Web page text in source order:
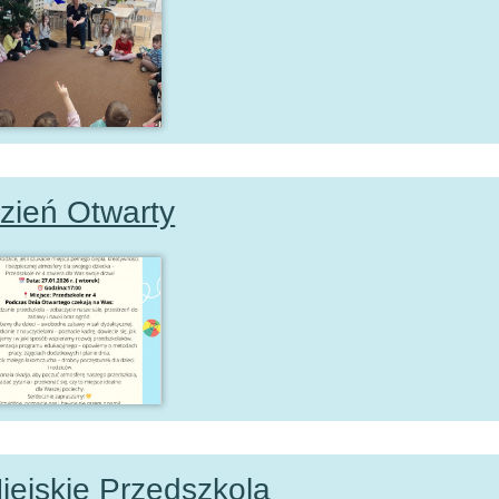
Otwarty
Przedszkola